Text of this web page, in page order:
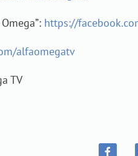
https://
alfaomegatv
TV